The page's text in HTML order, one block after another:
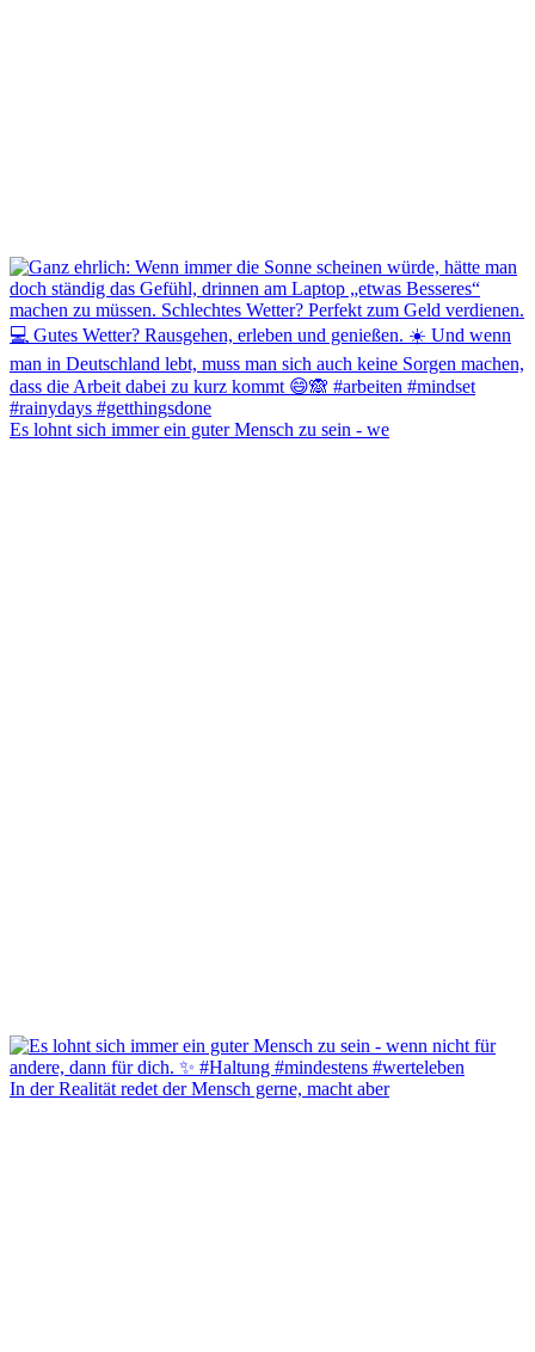
Es lohnt sich immer ein guter Mensch zu sein - we
In der Realität redet der Mensch gerne, macht aber